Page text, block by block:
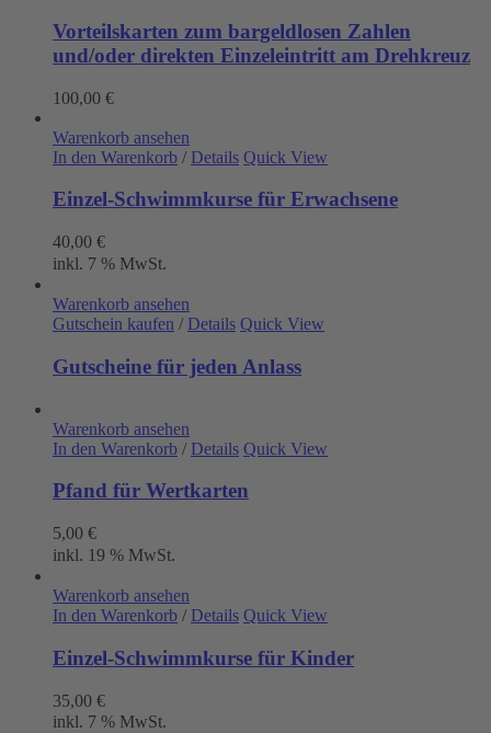
Vorteilskarten zum bargeldlosen Zahlen
und/oder direkten Einzeleintritt am Drehkreuz
100,00 €
Warenkorb ansehen
In den Warenkorb / Details Quick View
Einzel-Schwimmkurse für Erwachsene
40,00 €
inkl. 7 % MwSt.
Warenkorb ansehen
Gutschein kaufen / Details Quick View
Gutscheine für jeden Anlass
Warenkorb ansehen
In den Warenkorb / Details Quick View
Pfand für Wertkarten
5,00 €
inkl. 19 % MwSt.
Warenkorb ansehen
In den Warenkorb / Details Quick View
Einzel-Schwimmkurse für Kinder
35,00 €
inkl. 7 % MwSt.